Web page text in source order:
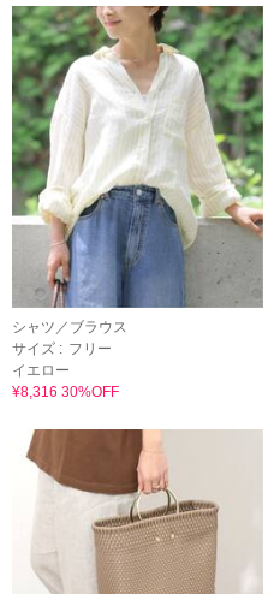
シャツ／ブラウス
サイズ : フリー
イエロー
¥8,316 30%OFF